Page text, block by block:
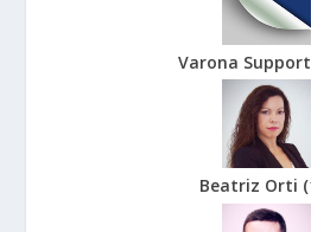
Varona Support
Beatriz Orti (